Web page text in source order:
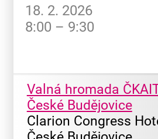
18. 2. 2026
8:00 – 9:30
Valná hromada
České Budějovice
Clarion Congress